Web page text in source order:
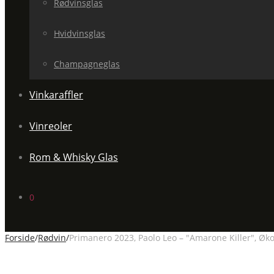
Rødvinsglas
Hvidvinsglas
Champagneglas
Vinkaraffler
Vinreoler
Rom & Whisky Glas
0
Forside/Rødvin/Primanero 2023, Paolo Leo – "Amarone Killer",